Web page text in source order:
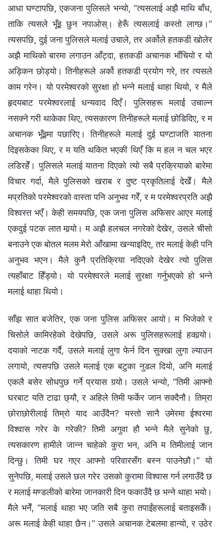
आधा घण्टापछि, एकजना पुलिसले भन्यो, “त्यसलाई अझै माथि बाँध,
ताकि त्यसले भूँइ छुन नपाओस्। हेरूँ त्यसलाई कस्तो लाग्छ।”
त्यसपछि, दुई जना पुलिसले मलाई उचाले, तर अर्कोले हतकडी खोलेर
अझै माथिको बारमा लगाउन आँट्दा, हतकडी अचानक भाँचियो र यो
अड्किन छोड्यो। तिनीहरूले अर्को हतकडी प्रयोग गरे, तर त्यसले
काम गरेन। यो परमेश्‍वरको सुरक्षा हो भन्‍ने मलाई थाहा थियो, र मैले
हृदयबाट परमेश्‍वरलाई धन्यवाद दिएँ। पुलिसहरू मलाई उचाल्‍न
नसक्‍ने गरी थाकेका थिए, त्यसकारण तिनीहरूले मलाई छोडिदिए, र म
अचानक भूँइमा पछारिए। तिनीहरूले मलाई दुई घण्टाजति यातना
दिइसकेका थिए, र म यति थकित भएकी थिएँ कि म हल न चल भएर
लडिरहेँ। पुलिसले मलाई यातना दिएको त्यो सबै प्रक्रियाको बारेमा
विचार गर्दा, मैले पुलिसको खराब र दुष्ट प्रकृतिलाई देखेँ। मैले
मप्रतिको परमेश्‍वरको वास्ता पनि अनुभव गरेँ, र म परमेश्‍वरप्रति अझै
विश्‍वस्त भएँ। केही समयपछि, एक जना पुलिस अफिसर आएर मलाई
एकदुई पटक लात मार्‍यो। म अझै हलचल नगरेको देखेर, उसले चीसो
बनाउने एक बोतल मलम मेरो आँखामा खन्याइदिए, तर मलाई केही पनि
अनुभव भएन। मैले कुनै प्रतिक्रिया नदिएको देखेर त्यो पुलिस
त्यहाँबाट हिँड्यो। यो परमेश्‍वरले मलाई सुरक्षा गर्नुभएको हो भन्‍ने
मलाई थाहा थियो।
साँझ सात बजेतिर, एक जना पुलिस अफिसर आयो। म भिजेको र
चिसोले कामिरहेको देखेपछि, उसले अरू पुलिसहरूलाई हकार्‍यो।
दयाको नाटक गर्दै, उसले मलाई लुगा फेर्न दिन सुक्खा लुगा ल्याउन
लगायो, त्यसपछि उसले मलाई एक बटुका नुडल दियो, अनि मलाई
एकलै बसेर सोधपुछ गर्ने प्रयास गर्‍यो। उसले भन्यो, “तिमी आफ्‍नो
घरबाट यति टाढा छ्यौ, र अहिले तिमी फर्केर जान सक्दैनौ। तिम्रा
छोराछोरीलाई तिम्रो याद आउँदैन? यस्तो सानै उमेरमा ईश्‍वरमा
विश्‍वास गरेर के गरेकी? तिमी अगुवा हौ भन्‍ने मैले सुनेको छु,
त्यसकारण हामीले जान्‍न चाहेको कुरा भन, अनि म तिमीलाई जान
दिन्छु। तिमी घर गएर आफ्‍नो परिवारसँग बस्‍न पाउनेछौ।” यो
सुनेपछि, मलाई उसले छल गरेर उसको कुरामा विश्‍वास गर्न लगाउँदै छ
र मलाई मण्डलीको बारेमा जानकारी दिन फकाउँदै छ भन्‍ने थाहा भयो।
मैले भनेँ, “मलाई थाहा भए जति सबै कुरा तपाईंहरूलाई बताइसकेँ।
अरू मलाई केही थाहा छैन।” उसले अचानक टेबलमा हान्यो, र उठेर